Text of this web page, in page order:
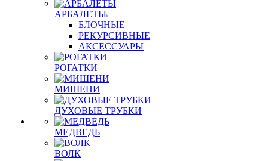
АРБАЛЕТЫ
БЛОЧНЫЕ
РЕКУРСИВНЫЕ
АКСЕССУАРЫ
РОГАТКИ
МИШЕНИ
ДУХОВЫЕ ТРУБКИ
МЕДВЕДЬ
ВОЛК